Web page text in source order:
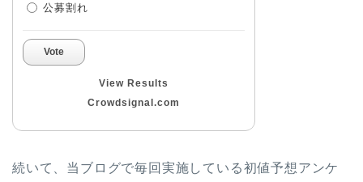
公募割れ
Vote
View Results
Crowdsignal.com
続いて、当ブログで毎回実施している初値予想アンケ